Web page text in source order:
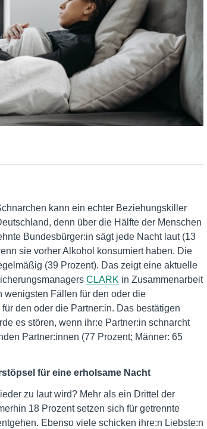
kann ein echter Beziehungskiller
denn über die Hälfte der Menschen
Bundesbürger:in sägt jede Nacht laut (13
sie vorher Alkohol konsumiert haben. Die
(39 Prozent). Das zeigt eine aktuelle
CLARK in Zusammenarbeit
wenigsten Fällen für den oder die
den oder die Partner:in. Das bestätigen
es stören, wenn ihr:e Partner:in schnarcht
Partner:innen (77 Prozent; Männer: 65
für eine erholsame Nacht
zu laut wird? Mehr als ein Drittel der
18 Prozent setzen sich für getrennte
Ebenso viele schicken ihre:n Liebste:n